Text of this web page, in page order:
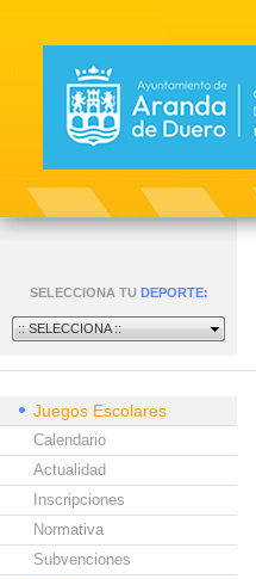
SELECCIONA TU DEPORTE:
:: SELECCIONA ::
Juegos Escolares
Calendario
Actualidad
Inscripciones
Normativa
Subvenciones